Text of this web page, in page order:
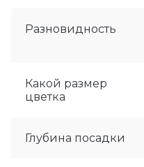
Разновидность
Какой размер
цветка
Глубина посадки